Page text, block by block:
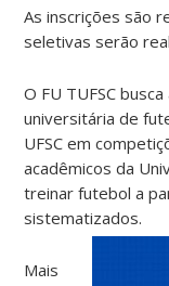
As inscrições são
seletivas serão
O FU TUFSC
universitária de
UFSC em
acadêmicos da
treinar futebol a
sistematizados.
Mais